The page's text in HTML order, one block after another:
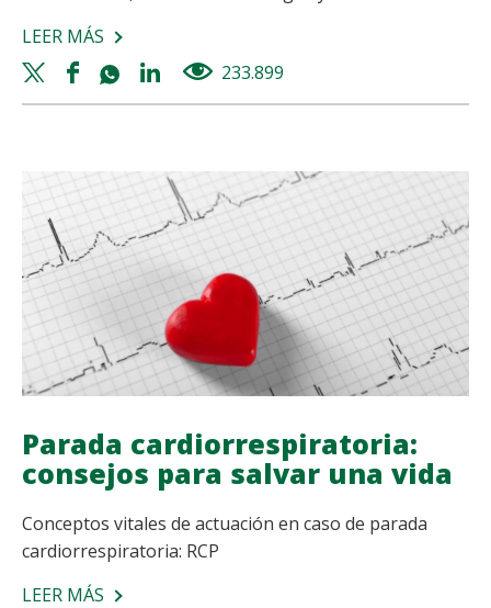
LEER MÁS SOBRE
HERIDAS
Y
LOS
¿CÓMO
ACTUAR?
Twitter
share
Facebook
share
Whatsapp
share
Linkedin
share
233.899
Parada cardiorrespiratoria:
consejos para salvar una vida
Conceptos vitales de actuación en caso de parada
cardiorrespiratoria: RCP
LEER MÁS SOBRE